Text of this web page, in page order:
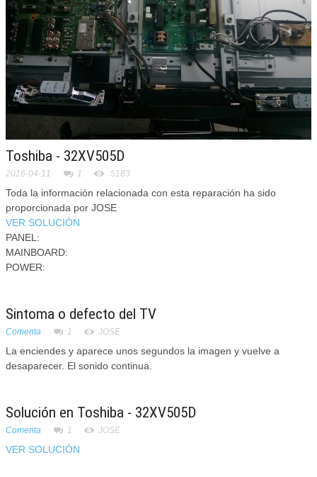
Toshiba - 32XV505D
2016-04-11 1 5183
Toda la información relacionada con esta reparación ha sido
proporcionada por JOSE
VER SOLUCIÓN
PANEL:
MAINBOARD:
POWER:
Sintoma o defecto del TV
Comenta 1 JOSE
La enciendes y aparece unos segundos la imagen y vuelve a
desaparecer. El sonido continua.
Solución en Toshiba - 32XV505D
Comenta 1 JOSE
VER SOLUCIÓN